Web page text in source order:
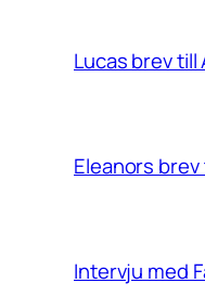
Lucas brev till
Eleanors brev
Intervju med